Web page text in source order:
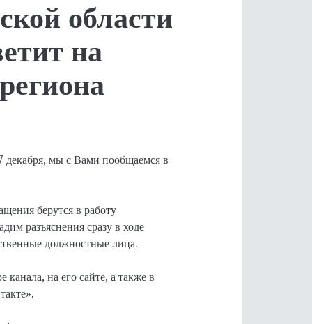
области
на
мы с Вами пообщаемся в
берутся в работу
разъяснения сразу в ходе
должностные лица.
канала, на его сайте, а также в